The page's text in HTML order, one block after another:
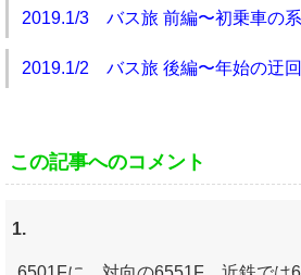
2019.1/3 バス旅 前編〜初乗車の
2019.1/2 バス旅 後編〜年始の迂
この記事へのコメント
1.